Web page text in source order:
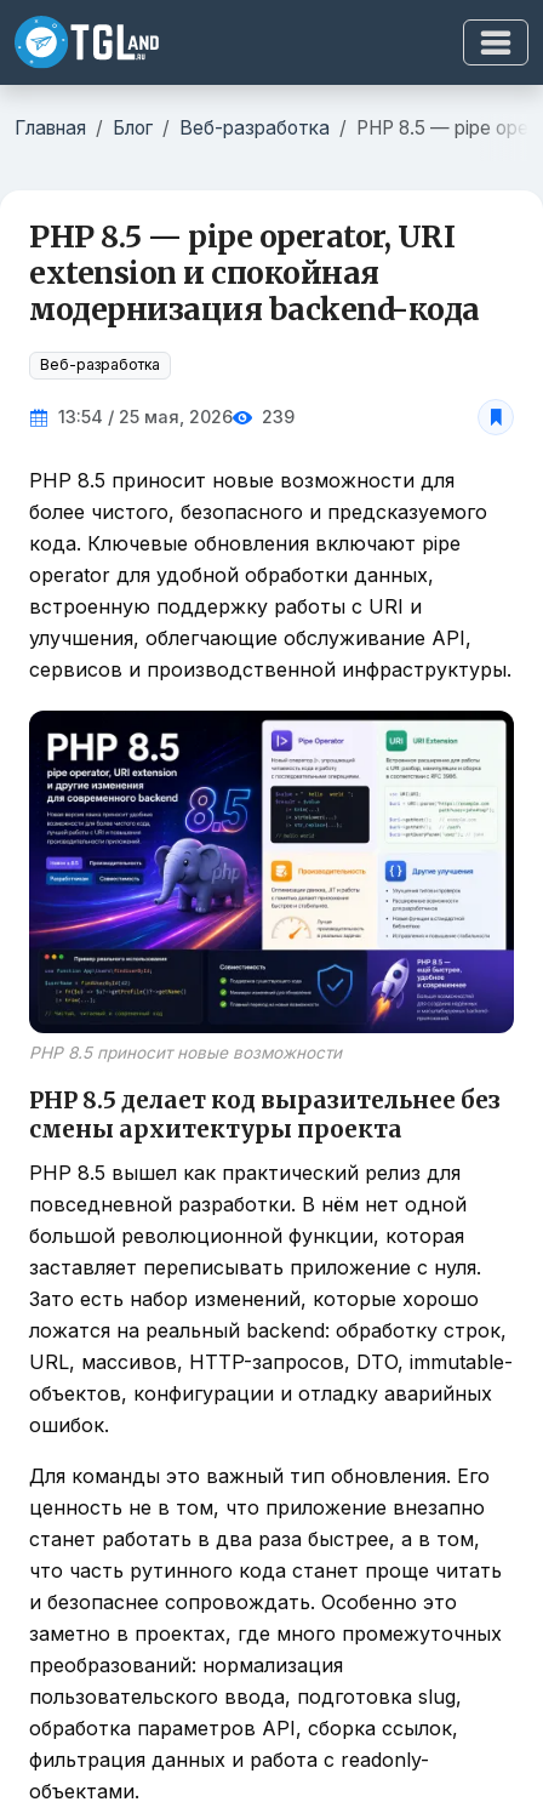
Главная Блог Веб-разработка PHP 8.5 — pipe
PHP 8.5 — pipe operator, URI
extension и спокойная
модернизация backend-кода
Веб-разработка
13:54 / 25 мая, 2026 239
PHP 8.5 приносит новые возможности для
более чистого, безопасного и предсказуемого
кода. Ключевые обновления включают pipe
operator для удобной обработки данных,
встроенную поддержку работы с URI и
улучшения, облегчающие обслуживание API,
сервисов и производственной инфраструктуры.
PHP 8.5 приносит новые возможности
PHP 8.5 делает код выразительнее без
смены архитектуры проекта
PHP 8.5 вышел как практический релиз для
повседневной разработки. В нём нет одной
большой революционной функции, которая
заставляет переписывать приложение с нуля.
Зато есть набор изменений, которые хорошо
ложатся на реальный backend: обработку строк,
URL, массивов, HTTP-запросов, DTO, immutable-
объектов, конфигурации и отладку аварийных
ошибок.
Для команды это важный тип обновления. Его
ценность не в том, что приложение внезапно
станет работать в два раза быстрее, а в том,
что часть рутинного кода станет проще читать
и безопаснее сопровождать. Особенно это
заметно в проектах, где много промежуточных
преобразований: нормализация
пользовательского ввода, подготовка slug,
обработка параметров API, сборка ссылок,
фильтрация данных и работа с readonly-
объектами.